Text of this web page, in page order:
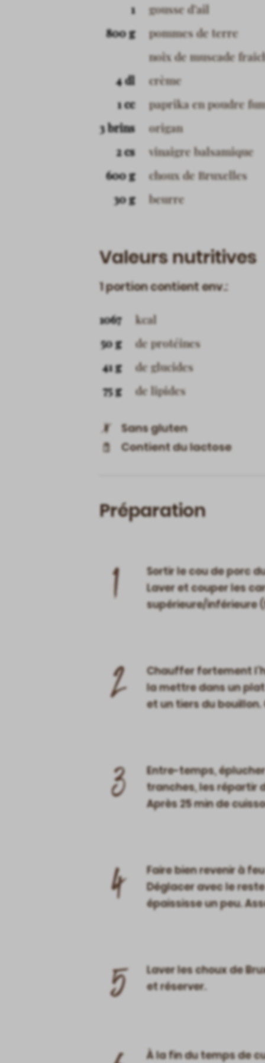
1
gousse d’ail
800 g
pommes de terre
noix de muscade
4 dl
crème
1 cc
paprika en poudre
3 brins
origan
2 cs
vinaigre balsamique
600 g
choux de Bruxelles
30 g
beurre
Valeurs nutritives
1 portion contient env.:
1067
kcal
50 g
de protéines
41 g
de glucides
75 g
de lipides
Sans gluten
Contient du lactose
Préparation
1
Sortir le cou de porc
Laver et couper les
supérieure/inférieure
2
Chauffer fortement
la mettre dans un
et un tiers du bouillon.
3
Entre-temps,
tranches, les répartir
Après 25 min de
4
Faire bien revenir à
Déglacer avec le
épaississe un peu.
5
Laver les choux de
et réserver.
À la fin du temps de